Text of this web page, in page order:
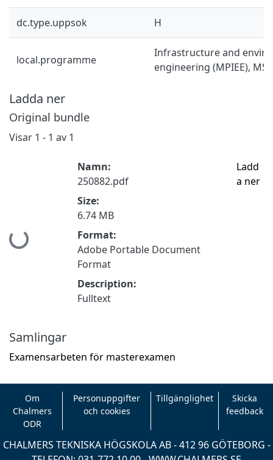
dc.type.uppsok H
local.programme
Infrastructure and
engineering (MPIEE), MSc
Ladda ner
Original bundle
Visar 1 - 1 av 1
Hämtar...
Namn:
250882.pdf
Size:
6.74 MB
Format:
Adobe Portable Document
Format
Description:
Fulltext
Ladd
a ner
Samlingar
Examensarbeten för masterexamen
Om
Chalmers
ODR
Personuppgifter
och cookies
Tillgänglighet
Skicka
feedback
CHALMERS TEKNISKA HÖGSKOLA AB - 412 96 GÖTEBORG -